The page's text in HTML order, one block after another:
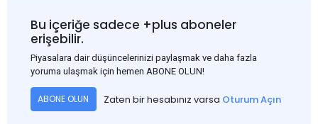
Bu içeriğe sadece +plus aboneler
erişebilir.
Piyasalara dair düşüncelerinizi paylaşmak ve daha fazla
yoruma ulaşmak için hemen ABONE OLUN!
ABONE OLUN Zaten bir hesabınız varsa Oturum Açın